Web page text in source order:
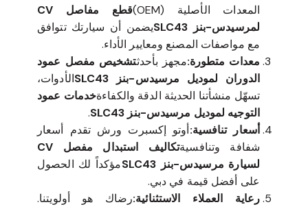
المعدات الأصلية (OEM)
قطع مفاصل CV
لمرسيدس-بنز SLC43
يضمن أن سيارتك تتوافق
مع مواصفات المصنع ومعايير الأداء.
معدات متطورة:مجهز بأحدثتشخيص مفصل عمود
الدوران لموديل مرسيدس-بنز SLC43
الأدوات،
تسهّل منشأتنا الحديثة الدقة والكفاءةخدمات عمود
التوجيه لموديل مرسيدس-بنز SLC43
.
أسعار تنافسية:أوتو إكسبرت ورش تقدم أسعار
شفافة وتنافسية
تكاليف استبدال مفصل CV
لسيارة مرسيدس-بنز SLC43
مؤكداً لك الحصول
على أفضل قيمة في دبي.
رعاية العملاء الاستثنائية:رضاك هو أولويتنا.